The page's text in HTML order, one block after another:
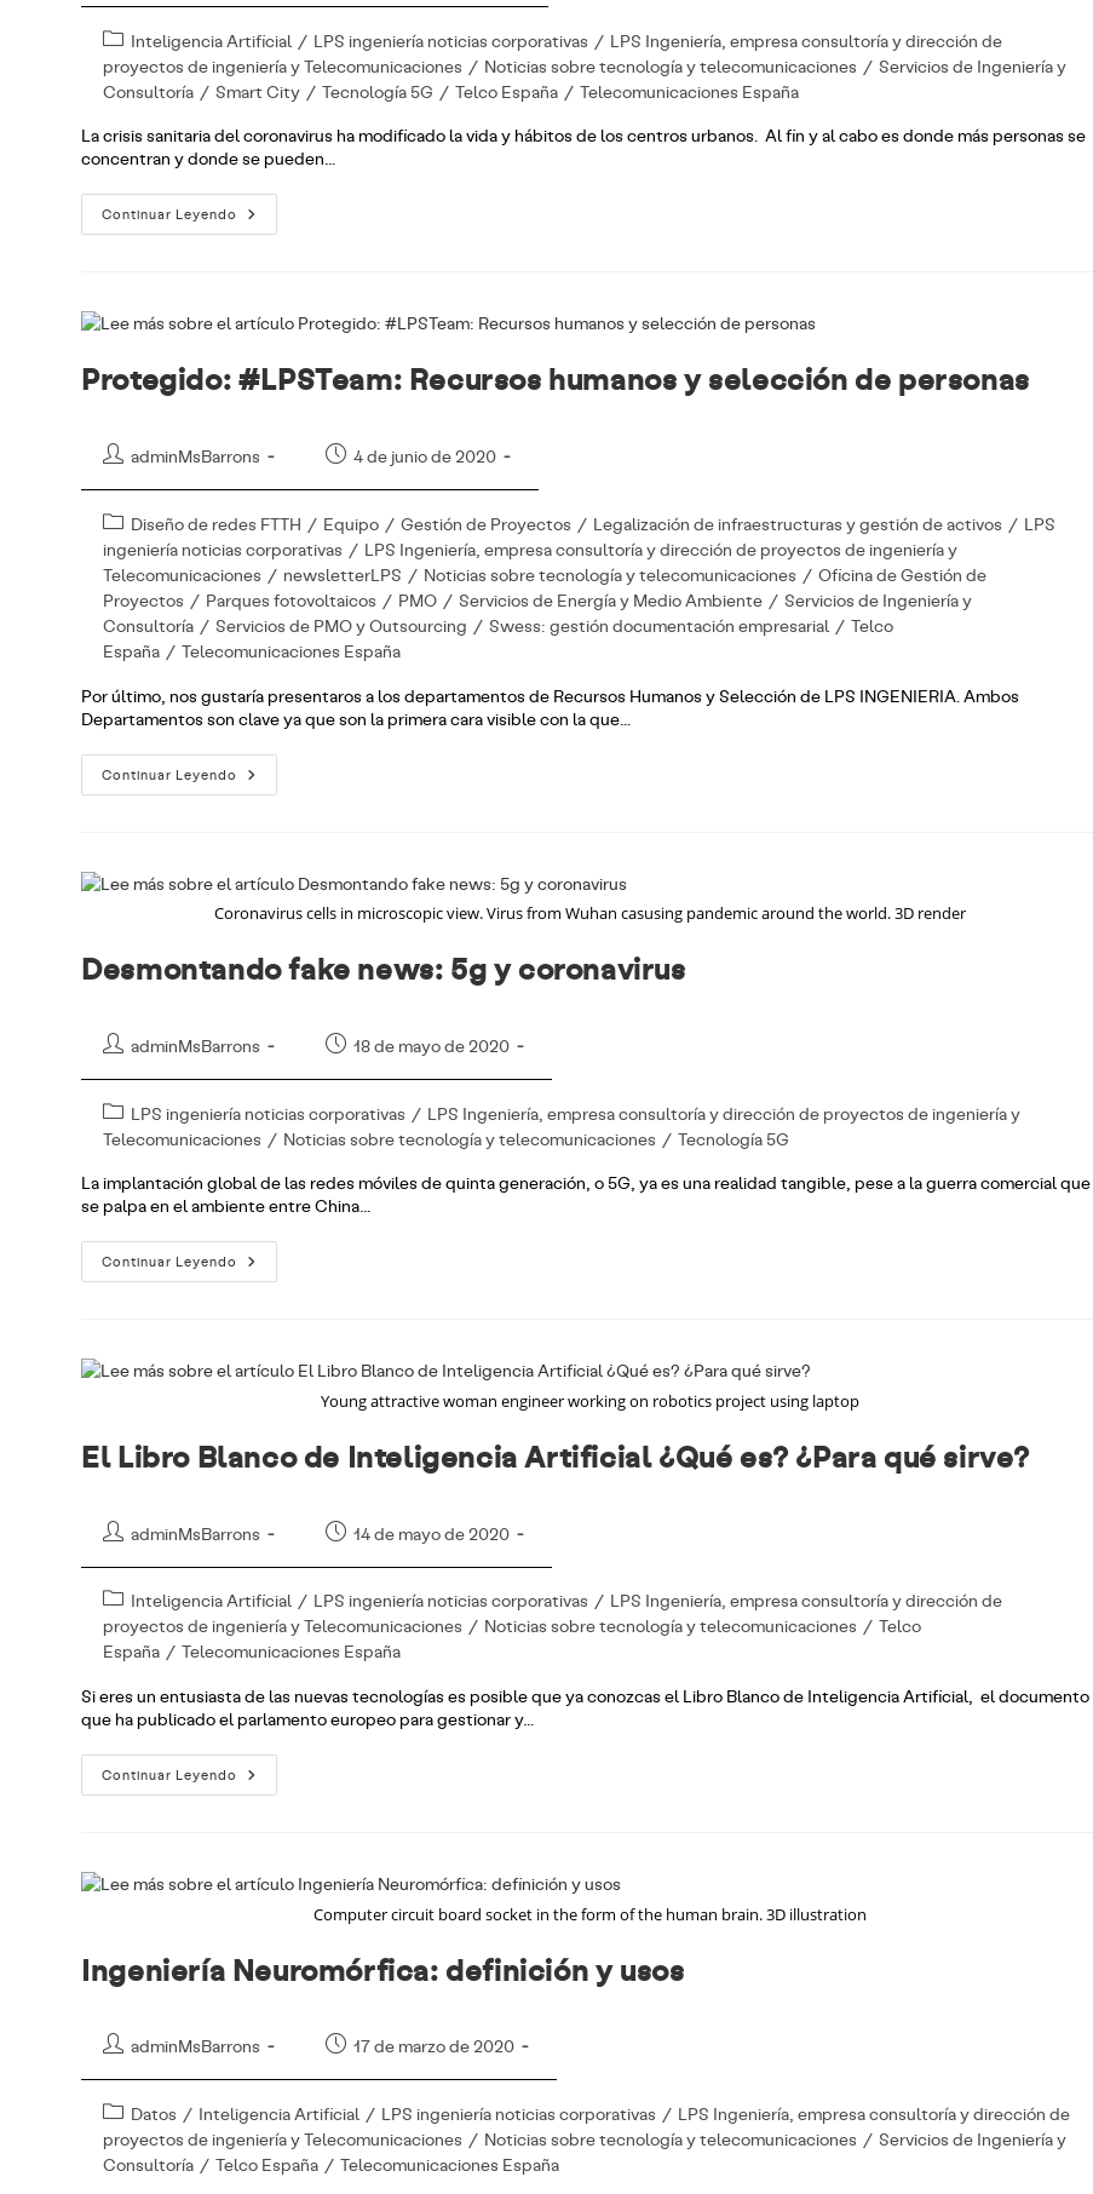
entrada:
entrada:
Categoría
de
la
Inteligencia Artificial / LPS ingeniería noticias corporativas / LPS Ingeniería, empresa consultoría y dirección de
proyectos de ingeniería y Telecomunicaciones / Noticias sobre tecnología y telecomunicaciones / Servicios de Ingeniería y
Consultoría / Smart City / Tecnología 5G / Telco España / Telecomunicaciones España
La crisis sanitaria del coronavirus ha modificado la vida y hábitos de los centros urbanos. Al fin y al cabo es donde más personas se
concentran y donde se pueden…
Continuar Leyendo Smart
City
Prevención
Protegido: #LPSTeam: Recursos humanos y selección de personas
Autor
entrada:
adminMsBarrons
Publicación
entrada:
4 de junio de 2020
Categoría
de
la
entrada:
Diseño de redes FTTH / Equipo / Gestión de Proyectos / Legalización de infraestructuras y gestión de activos / LPS
ingeniería noticias corporativas / LPS Ingeniería, empresa consultoría y dirección de proyectos de ingeniería y
Telecomunicaciones / newsletterLPS / Noticias sobre tecnología y telecomunicaciones / Oficina de Gestión de
Proyectos / Parques fotovoltaicos / PMO / Servicios de Energía y Medio Ambiente / Servicios de Ingeniería y
Consultoría / Servicios de PMO y Outsourcing / Swess: gestión documentación empresarial / Telco
España / Telecomunicaciones España
Por último, nos gustaría presentaros a los departamentos de Recursos Humanos y Selección de LPS INGENIERIA. Ambos
Departamentos son clave ya que son la primera cara visible con la que…
Continuar Leyendo Protegido:
#LPSTeam:
De
Personas
Coronavirus cells in microscopic view. Virus from Wuhan casusing pandemic around the world. 3D render
Desmontando fake news: 5g y coronavirus
Autor
entrada:
adminMsBarrons
Publicación
entrada:
18 de mayo de 2020
Categoría
de
entrada:
LPS ingeniería noticias corporativas / LPS Ingeniería, empresa consultoría y dirección de proyectos de ingeniería y
Telecomunicaciones / Noticias sobre tecnología y telecomunicaciones / Tecnología 5G
La implantación global de las redes móviles de quinta generación, o 5G, ya es una realidad tangible, pese a la guerra comercial que
se palpa en el ambiente entre China…
Continuar Leyendo Desmontando
Fake
Young attractive woman engineer working on robotics project using laptop
El Libro Blanco de Inteligencia Artificial ¿Qué es? ¿Para qué sirve?
Autor
entrada:
adminMsBarrons
Publicación
entrada:
14 de mayo de 2020
Categoría
de
la
Inteligencia Artificial / LPS ingeniería noticias corporativas / LPS Ingeniería, empresa consultoría y dirección de
proyectos de ingeniería y Telecomunicaciones / Noticias sobre tecnología y telecomunicaciones / Telco
España / Telecomunicaciones España
Si eres un entusiasta de las nuevas tecnologías es posible que ya conozcas el Libro Blanco de Inteligencia Artificial, el documento
que ha publicado el parlamento europeo para gestionar y…
Continuar Leyendo El
Libro
¿Qué
Es?
Computer circuit board socket in the form of the human brain. 3D illustration
Ingeniería Neuromórfica: definición y usos
Autor
entrada:
adminMsBarrons
Publicación
entrada:
17 de marzo de 2020
Categoría
de
la
Datos / Inteligencia Artificial / LPS ingeniería noticias corporativas / LPS Ingeniería, empresa consultoría y dirección de
proyectos de ingeniería y Telecomunicaciones / Noticias sobre tecnología y telecomunicaciones / Servicios de Ingeniería y
Consultoría / Telco España / Telecomunicaciones España